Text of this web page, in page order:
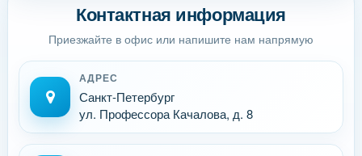
Контактная информация
Приезжайте в офис или напишите нам напрямую
АДРЕС
Санкт-Петербург
ул. Профессора Качалова, д. 8